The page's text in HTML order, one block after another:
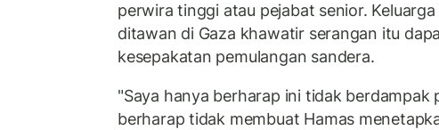
perwira tinggi atau pejabat senior.
ditawan di Gaza khawatir serangan itu
kesepakatan pemulangan sandera.
"Saya hanya berharap ini tidak berdampak
berharap tidak membuat Hamas